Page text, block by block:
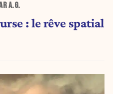
A.G.
: le rêve spatial